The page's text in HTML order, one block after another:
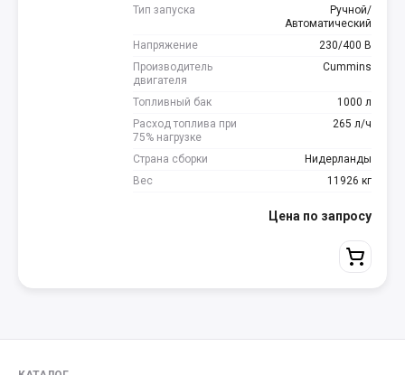
Тип запуска
Ручной/
Автоматический
Напряжение
230/400 В
Производитель
двигателя
Cummins
Топливный бак
1000 л
Расход топлива при
75% нагрузке
265 л/ч
Страна сборки
Нидерланды
Вес
11926 кг
Цена по запросу